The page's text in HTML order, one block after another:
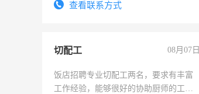
查看联系方式
切配工 08月07日
饭店招聘专业切配工两名，要求有丰富
工作经验，能够很好的协助厨师的工